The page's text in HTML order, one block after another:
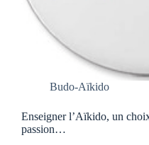
Budo-Aïkido
Enseigner l’Aïkido, un
passion…